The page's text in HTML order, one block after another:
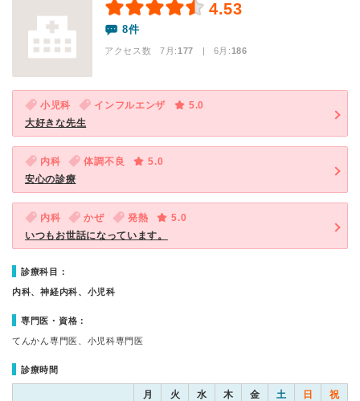
4.53
8件
アクセス数 7月:177 | 6月:186
小児科 インフルエンザ
5.0
大好きな先生
内科 体調不良
5.0
安心の診療
内科 かぜ 発熱
5.0
いつもお世話になっています。
診療科目：
内科、神経内科、小児科
専門医・資格：
てんかん専門医、小児科専門医
診療時間
月 火 水 木 金 土 日 祝